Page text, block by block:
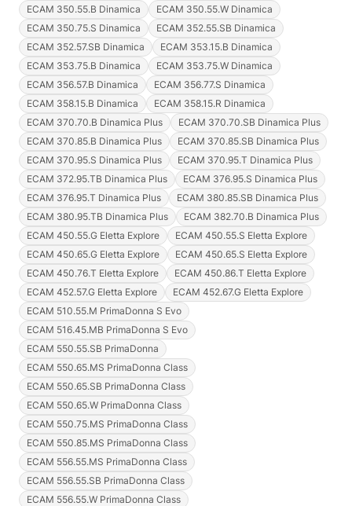
ECAM 350.55.B Dinamica
ECAM 350.55.W Dinamica
ECAM 350.75.S Dinamica
ECAM 352.55.SB Dinamica
ECAM 352.57.SB Dinamica
ECAM 353.15.B Dinamica
ECAM 353.75.B Dinamica
ECAM 353.75.W Dinamica
ECAM 356.57.B Dinamica
ECAM 356.77.S Dinamica
ECAM 358.15.B Dinamica
ECAM 358.15.R Dinamica
ECAM 370.70.B Dinamica Plus
ECAM 370.70.SB Dinamica Plus
ECAM 370.85.B Dinamica Plus
ECAM 370.85.SB Dinamica Plus
ECAM 370.95.S Dinamica Plus
ECAM 370.95.T Dinamica Plus
ECAM 372.95.TB Dinamica Plus
ECAM 376.95.S Dinamica Plus
ECAM 376.95.T Dinamica Plus
ECAM 380.85.SB Dinamica Plus
ECAM 380.95.TB Dinamica Plus
ECAM 382.70.B Dinamica Plus
ECAM 450.55.G Eletta Explore
ECAM 450.55.S Eletta Explore
ECAM 450.65.G Eletta Explore
ECAM 450.65.S Eletta Explore
ECAM 450.76.T Eletta Explore
ECAM 450.86.T Eletta Explore
ECAM 452.57.G Eletta Explore
ECAM 452.67.G Eletta Explore
ECAM 510.55.M PrimaDonna S Evo
ECAM 516.45.MB PrimaDonna S Evo
ECAM 550.55.SB PrimaDonna
ECAM 550.65.MS PrimaDonna Class
ECAM 550.65.SB PrimaDonna Class
ECAM 550.65.W PrimaDonna Class
ECAM 550.75.MS PrimaDonna Class
ECAM 550.85.MS PrimaDonna Class
ECAM 556.55.MS PrimaDonna Class
ECAM 556.55.SB PrimaDonna Class
ECAM 556.55.W PrimaDonna Class